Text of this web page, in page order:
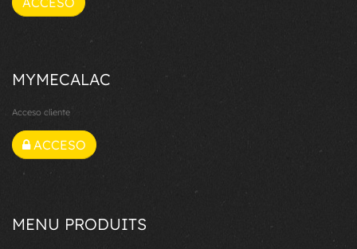
MYMECALAC
Acceso cliente
ACCESO
MENU PRODUITS